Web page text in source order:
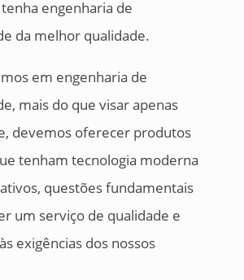
engenharia de
da melhor qualidade.
em engenharia de
mais do que visar apenas
devemos oferecer produtos
tenham tecnologia moderna
questões fundamentais
um serviço de qualidade e
exigências dos nossos